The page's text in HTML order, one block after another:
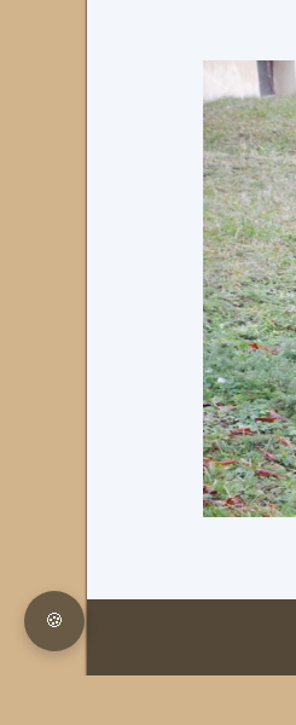
🍪